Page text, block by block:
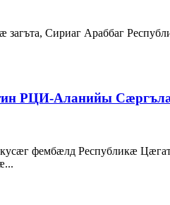
Сириаг Араббаг
РЦИ-Аланийы
фембæлд Республикæ